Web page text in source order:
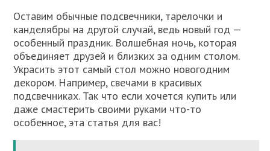
Оставим обычные подсвечники, тарелочки и
канделябры на другой случай, ведь новый год —
особенный праздник. Волшебная ночь, которая
объединяет друзей и близких за одним столом.
Украсить этот самый стол можно новогодним
декором. Например, свечами в красивых
подсвечниках. Так что если хочется купить или
даже смастерить своими руками что-то
особенное, эта статья для вас!